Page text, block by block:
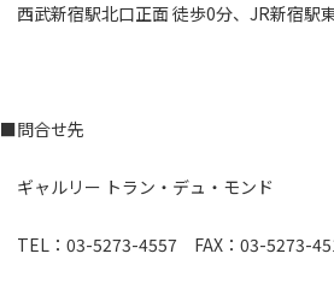
西武新宿駅北口正面 徒歩0分、JR新宿駅
■問合せ先
ギャルリー トラン・デュ・モンド
TEL：03-5273-4557 FAX：03-5273-